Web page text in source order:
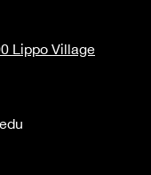
Lippo Village